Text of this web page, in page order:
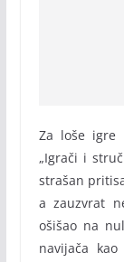
Za loše igre
„Igrači i
strašan
a zauzvrat
ošišao na
navijača